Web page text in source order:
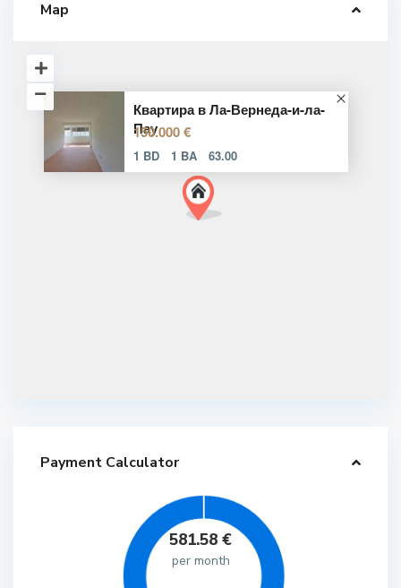
Map
Квартира в Ла-Вернеда-и-ла-
Пау
150.000 €
1 BD 1 BA 63.00
Payment Calculator
581.58 €
per month